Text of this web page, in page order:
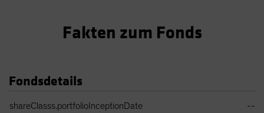
Fakten zum Fonds
Fondsdetails
shareClasss.portfolioInceptionDate --